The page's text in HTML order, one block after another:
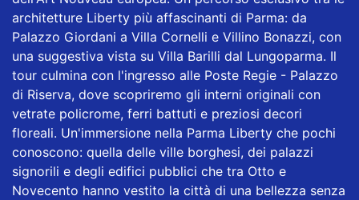
architetture Liberty più affascinanti di Parma: da
Palazzo Giordani a Villa Cornelli e Villino Bonazzi, con
una suggestiva vista su Villa Barilli dal Lungoparma. Il
tour culmina con l'ingresso alle Poste Regie - Palazzo
di Riserva, dove scopriremo gli interni originali con
vetrate policrome, ferri battuti e preziosi decori
floreali. Un'immersione nella Parma Liberty che pochi
conoscono: quella delle ville borghesi, dei palazzi
signorili e degli edifici pubblici che tra Otto e
Novecento hanno vestito la città di una bellezza senza